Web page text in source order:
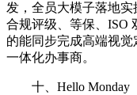
发，全员大模子落地
合规评级、等保、ISO
的能同步完成高端视
一体化办事商。
十、Hello Monday